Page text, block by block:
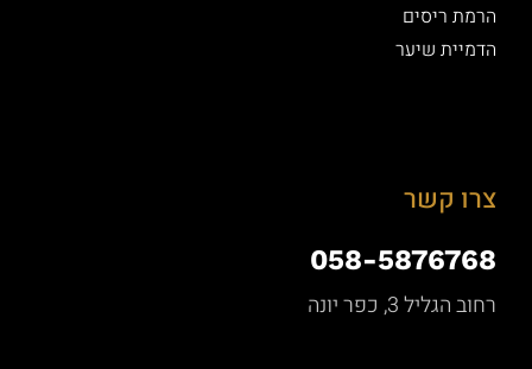
הרמת ריסים
הדמיית שיער
צרו קשר
058-5876768
רחוב הגליל 3, כפר יונה